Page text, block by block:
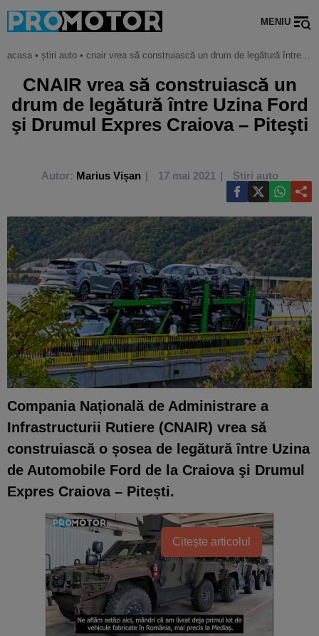
MENIU
acasa • știri auto • cnair vrea să construiască un drum de legătură între uzina ford şi drumul expres craiova – piteşti
CNAIR vrea să construiască un
drum de legătură între Uzina Ford
şi Drumul Expres Craiova – Piteşti
Autor: Marius Vișan 17 mai 2021 Știri auto
Compania Națională de Administrare a
Infrastructurii Rutiere (CNAIR) vrea să
construiască o șosea de legătură între Uzina
de Automobile Ford de la Craiova şi Drumul
Expres Craiova – Pitești.
Citește articolul